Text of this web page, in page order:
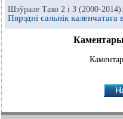
Шэўрале Тахо 2 і 3 (2000-2014):
Пярэдні сальнік каленчатага
Каментары